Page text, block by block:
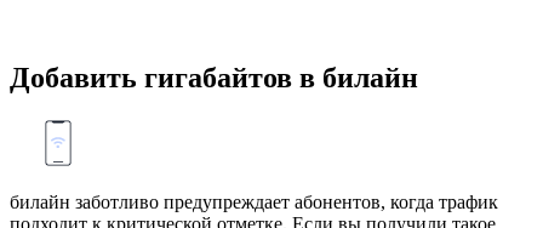
Добавить гигабайтов в билайн
билайн заботливо предупреждает абонентов, когда трафик